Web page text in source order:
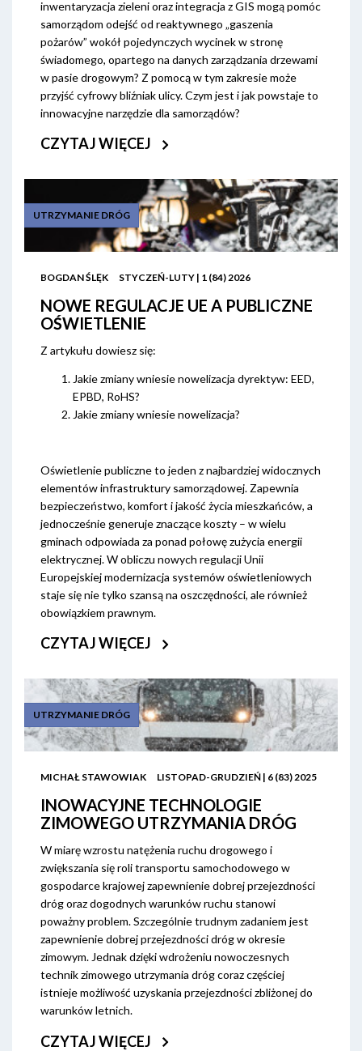
inwentaryzacja zieleni oraz integracja z GIS mogą pomóc
samorządom odejść od reaktywnego „gaszenia
pożarów” wokół pojedynczych wycinek w stronę
świadomego, opartego na danych zarządzania drzewami
w pasie drogowym? Z pomocą w tym zakresie może
przyjść cyfrowy bliźniak ulicy. Czym jest i jak powstaje to
innowacyjne narzędzie dla samorządów?
CZYTAJ WIĘCEJ
UTRZYMANIE DRÓG
BOGDAN ŚLĘK STYCZEŃ-LUTY | 1 (84) 2026
NOWE REGULACJE UE A PUBLICZNE
OŚWIETLENIE
Z artykułu dowiesz się:
Jakie zmiany wniesie nowelizacja dyrektyw: EED,
EPBD, RoHS?
Jakie zmiany wniesie nowelizacja?
Oświetlenie publiczne to jeden z najbardziej widocznych
elementów infrastruktury samorządowej. Zapewnia
bezpieczeństwo, komfort i jakość życia mieszkańców, a
jednocześnie generuje znaczące koszty – w wielu
gminach odpowiada za ponad połowę zużycia energii
elektrycznej. W obliczu nowych regulacji Unii
Europejskiej modernizacja systemów oświetleniowych
staje się nie tylko szansą na oszczędności, ale również
obowiązkiem prawnym.
CZYTAJ WIĘCEJ
UTRZYMANIE DRÓG
MICHAŁ STAWOWIAK LISTOPAD-GRUDZIEŃ | 6 (83) 2025
INOWACYJNE TECHNOLOGIE
ZIMOWEGO UTRZYMANIA DRÓG
W miarę wzrostu natężenia ruchu drogowego i
zwiększania się roli transportu samochodowego w
gospodarce krajowej zapewnienie dobrej przejezdności
dróg oraz dogodnych warunków ruchu stanowi
poważny problem. Szczególnie trudnym zadaniem jest
zapewnienie dobrej przejezdności dróg w okresie
zimowym. Jednak dzięki wdrożeniu nowoczesnych
technik zimowego utrzymania dróg coraz częściej
istnieje możliwość uzyskania przejezdności zbliżonej do
warunków letnich.
CZYTAJ WIĘCEJ